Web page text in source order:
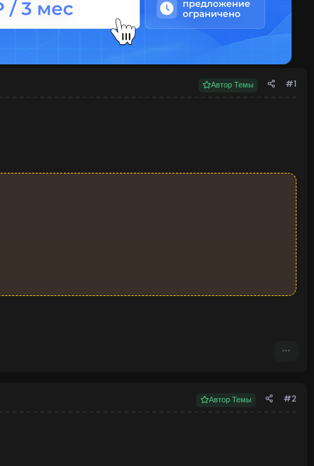
Автор Темы #1
Автор Темы #2